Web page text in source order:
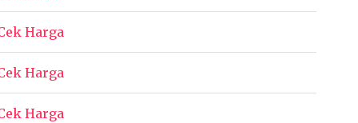
Harga
Harga
Harga